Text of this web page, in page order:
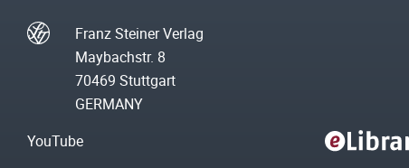
Franz Steiner Verlag
Maybachstr. 8
70469 Stuttgart
GERMANY
YouTube